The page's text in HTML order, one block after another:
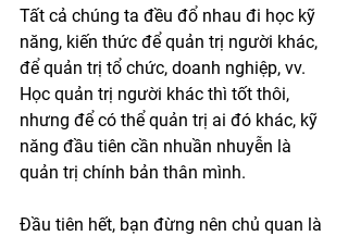
Tất cả chúng ta đều đổ nhau đi học kỹ
năng, kiến thức để quản trị người khác,
để quản trị tổ chức, doanh nghiệp, vv.
Học quản trị người khác thì tốt thôi,
nhưng để có thể quản trị ai đó khác, kỹ
năng đầu tiên cần nhuần nhuyễn là
quản trị chính bản thân mình.
Đầu tiên hết, bạn đừng nên chủ quan là